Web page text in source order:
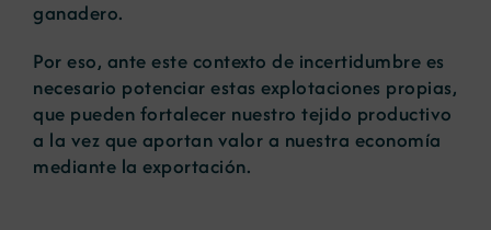
ganadero.
Por eso, ante este contexto de incertidumbre es
necesario potenciar estas explotaciones propias,
que pueden fortalecer nuestro tejido productivo
a la vez que aportan valor a nuestra economía
mediante la exportación.